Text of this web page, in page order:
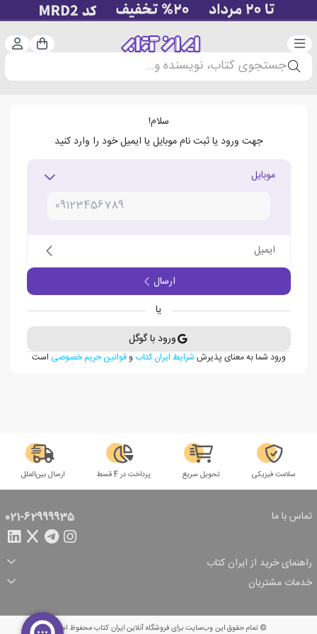
دسته‌بندی سبد
جستجوی کتاب، نویسنده و...
سلام!
جهت ورود یا ثبت نام موبایل یا ایمیل خود را وارد کنید
موبایل
ایمیل
ارسال
یا
ورود با گوگل
ورود شما به معنای پذیرش شرایط ایران کتاب وقوانین حریم خصوصی است
سلامت فیزیکی تحویل سریع پرداخت در 4 قسط ارسال بین‌الملل
تماس با ما 021-62999935
راهنمای خرید از ایران کتاب
ثبت سفارش
شرایط ارسال سفارش
شیوه پرداخت
تخفیف‌های خرید
خدمات مشتریان
© تمام حقوق این وب‌سایت برای فروشگاه آنلاین ایران کتاب محفوظ است.